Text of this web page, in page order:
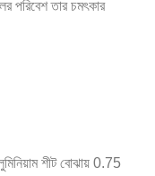
পরিবেশ তার চমৎকার
শীট বোঝায় 0.75